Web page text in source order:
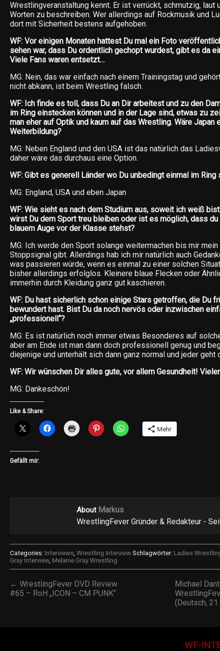
Wrestlingveranstaltung kennt. Er ist verrückt, schmutzig, laut
Worten zu beschreiben. Wer allerdings auf Rockmusik und
dort mit Sicherheit bestens aufgehoben.
WF: Vor einigen Monaten hattest Du mal ein Foto
sehen war, dass Du ordentlich gechopt wurdest, gibt es da
Viele Fans waren entsetzt…
MG: Nein, das war einfach nach einem Trainingstag und
nicht abkann, ist beim Wrestling falsch.
WF: Ich finde es toll, dass Du an Dir arbeitest und zu den
im Ring einstecken können und in der Lage sind, etwas zu
man eher auf Optik und kaum auf das Wrestling. Wäre Japan
Weiterbildung?
MG: Neben England und den USA ist das natürlich das
daher wäre das durchaus eine Option.
WF: Gibt es generell Länder wo Du unbedingt einmal im
MG: England, USA und eben Japan
WF: Wie sieht es nach dem Studium aus, soweit ich weiß
wirst Du dem Sport treu bleiben oder ist es möglich, dass
blauem Auge vor der Klasse stehst?
MG: Ich werde den Sport solange weitermachen bis mir
Stoppsignal gibt. Allerdings hab ich mir natürlich auch
was passieren würde, wenn es einmal zu einer solchen
bisher allerdings erfolglos. Kleinere blaue Flecken oder
immerhin durch Kleidung ganz gut kaschieren.
WF: Du hast sicherlich schon einige Stars getroffen, die Du
bewundert hast. Bist Du da noch nervös oder inzwischen
„professionell“?
MG: Es ist natürlich noch immer etwas Besonderes auf
aber am Ende ist man dann doch professionell genug und
diejenige und unterhält sich dann ganz normal und jeder geht
WF: Wir wünschen Dir alles gute, vor allem Gesundheit!
MG: Dankeschön!
Like & Share:
Mehr
Gefällt mir:
About Markus
WrestlingFever Gründer & Redakteur -
Categories: Interviews, Wrestling Interview Schlagwörter: Ladies
Gray Interview, Melanie Gray Wrestling
← WrestlingFever DVD Review
#65 – RoH „ICON – CM PUNK“
Michael
(Deutsch,
WF-